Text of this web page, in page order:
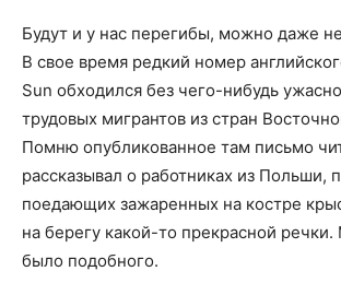
Будут и у нас перегибы, можно даже
В свое время редкий номер
Sun обходился без чего-нибудь
трудовых мигрантов из стран
Помню опубликованное там письмо
рассказывал о работниках из Польши,
поедающих зажаренных на костре
на берегу какой-то прекрасной
было подобного.